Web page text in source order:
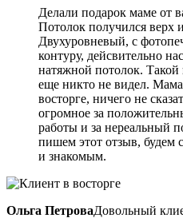
Делали подарок маме от
Потолок получился верх
Двухуровневый, с
контуру, дейсвительно
натяжной потолок.
еще никто не видел.
восторге, ничего не
огромное за
работы и за нереальный
пишем этот отзыв, будем
и знакомым.
Ольга ПетроваДовольный